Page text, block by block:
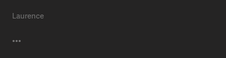
Laurence
•••